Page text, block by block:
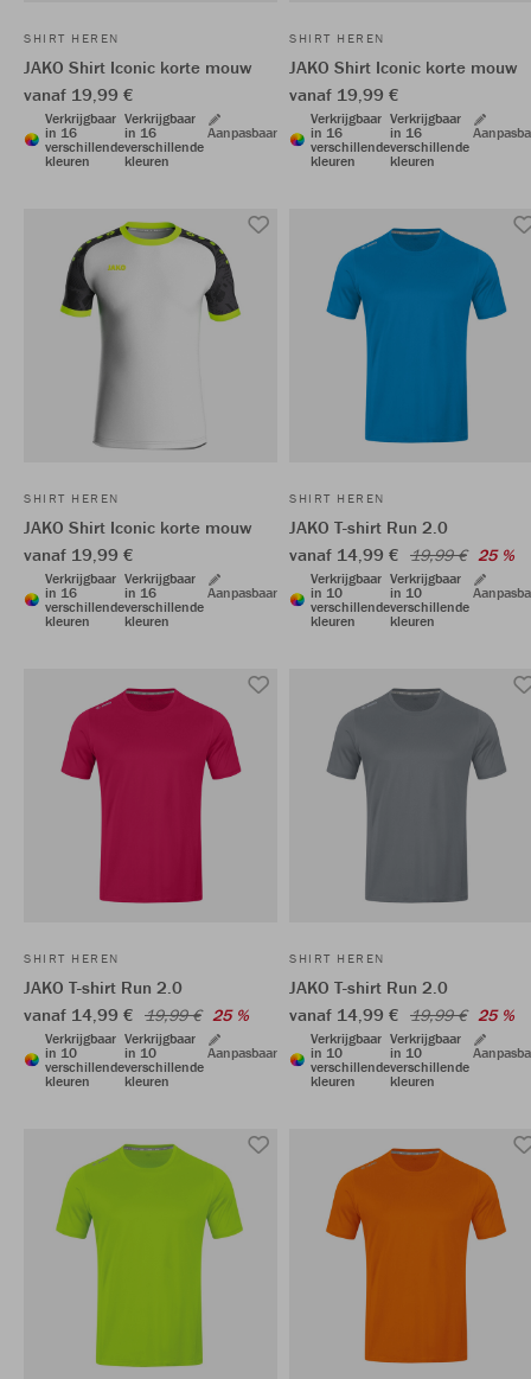
SHIRT HEREN
JAKO Shirt Iconic korte mouw
vanaf 19,99 €
Verkrijgbaar
in 16
verschillende
kleuren
Verkrijgbaar
in 16
verschillende
kleuren
Aanpasbaar
SHIRT HEREN
JAKO Shirt Iconic korte mouw
vanaf 19,99 €
Verkrijgbaar
in 16
verschillende
kleuren
Verkrijgbaar
in 16
verschillende
kleuren
SHIRT HEREN
JAKO Shirt Iconic korte mouw
vanaf 19,99 €
Verkrijgbaar
in 16
verschillende
kleuren
Verkrijgbaar
in 16
verschillende
kleuren
Aanpasbaar
SHIRT HEREN
JAKO T-shirt Run 2.0
vanaf 14,99 € 19,99 € 25 %
Verkrijgbaar
in 10
verschillende
kleuren
Verkrijgbaar
in 10
verschillende
kleuren
SHIRT HEREN
JAKO T-shirt Run 2.0
vanaf 14,99 € 19,99 € 25 %
Verkrijgbaar
in 10
verschillende
kleuren
Verkrijgbaar
in 10
verschillende
kleuren
Aanpasbaar
SHIRT HEREN
JAKO T-shirt Run 2.0
vanaf 14,99 € 19,99 € 25 %
Verkrijgbaar
in 10
verschillende
kleuren
Verkrijgbaar
in 10
verschillende
kleuren